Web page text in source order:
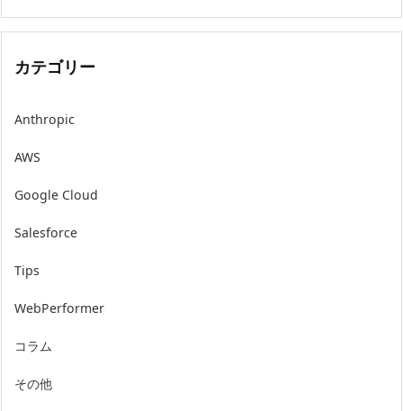
カテゴリー
Anthropic
AWS
Google Cloud
Salesforce
Tips
WebPerformer
コラム
その他